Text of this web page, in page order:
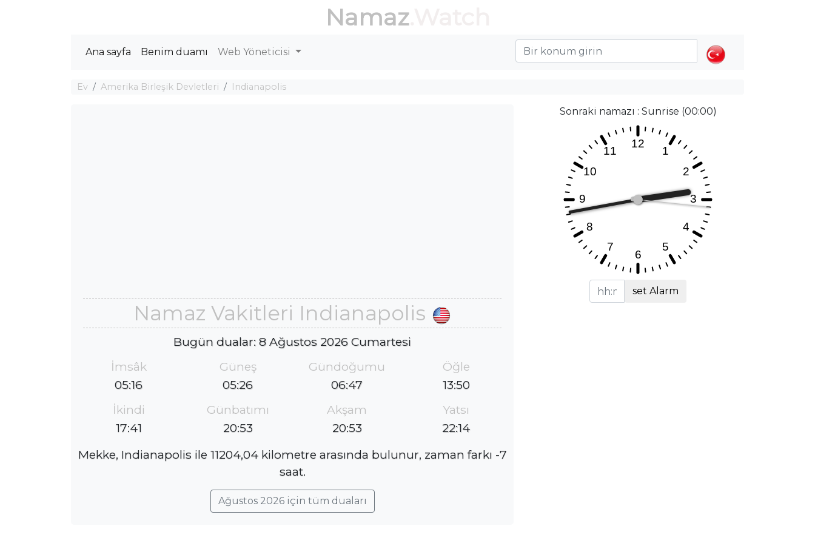
Namaz.Watch
Ana sayfa Benim duamı Web Yöneticisi
Ev Amerika Birleşik Devletleri Indianapolis
Namaz Vakitleri Indianapolis
Bugün dualar: 8 Ağustos 2026 Cumartesi
İmsâk
05:16
Güneş
05:26
Gündoğumu
06:47
Öğle
13:50
İkindi
17:41
Günbatımı
20:53
Akşam
20:53
Yatsı
22:14
Mekke, Indianapolis ile 11204,04 kilometre arasında bulunur, zaman farkı -7
saat.
Ağustos 2026 için tüm duaları
Sonraki namazı : Sunrise (00:00)
set Alarm